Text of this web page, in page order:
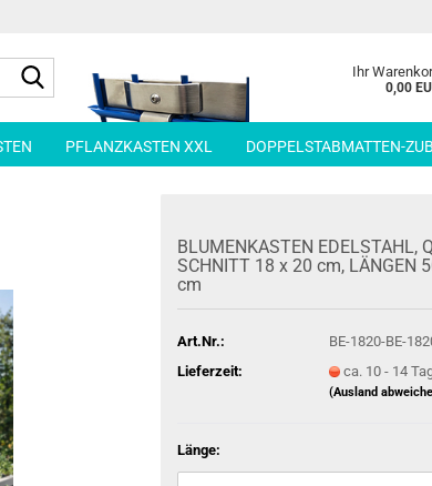
Ihr
0,00
PFLANZKASTEN XXL DOPPELSTABMATTEN-
BLU­MEN­KAS­TEN EDEL­STAHL,
SCHNITT 18 x 20 cm, LÄN­GEN
cm
Art.Nr.:
BE-1820-BE-
Lieferzeit:
ca. 10 - 14
(Ausland
Länge: